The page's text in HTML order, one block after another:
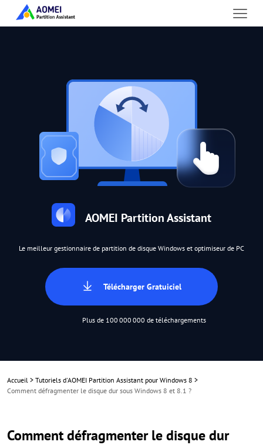
AOMEI Partition Assistant
Le meilleur gestionnaire de partition de disque Windows et optimiseur de PC
Télécharger Gratuiciel
Plus de 100 000 000 de téléchargements
Accueil > Tutoriels d'AOMEI Partition Assistant pour Windows 8 >
Comment défragmenter le disque dur sous Windows 8 et 8.1 ?
Comment défragmenter le disque dur